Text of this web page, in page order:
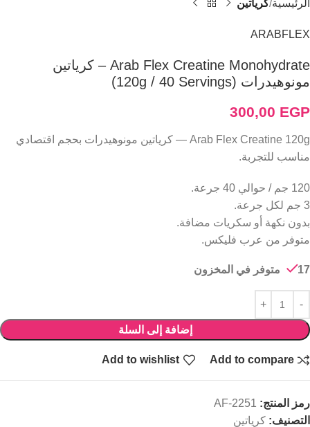
الرئيسية كرياتين
ARABFLEX
Arab Flex Creatine Monohydrate – كرياتين
مونوهيدرات (120g / 40 Servings)
300,00 EGP
Arab Flex Creatine 120g — كرياتين مونوهيدرات بحجم اقتصادي
مناسب للتجربة.
120 جم / حوالي 40 جرعة.
3 جم لكل جرعة.
بدون نكهة أو سكريات مضافة.
متوفر من عرب فليكس.
17 متوفر في المخزون
إضافة إلى السلة
Add to compare
Add to wishlist
رمز المنتج: AF-2251
التصنيف: كرياتين